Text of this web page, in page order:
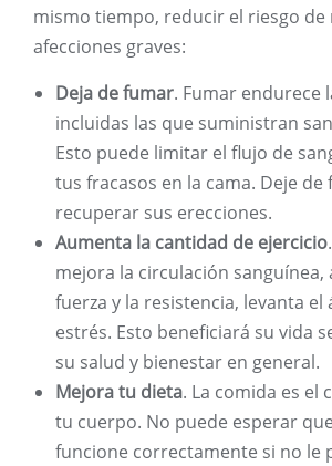
mismo tiempo, reducir el riesgo de
afecciones graves:
Deja de fumar. Fumar endurece
incluidas las que suministran
Esto puede limitar el flujo de
tus fracasos en la cama. Deje
recuperar sus erecciones.
Aumenta la cantidad de ejercicio
mejora la circulación sanguínea,
fuerza y ​​la resistencia, levanta el
estrés. Esto beneficiará su vida
su salud y bienestar en general.
Mejora tu dieta. La comida es el
tu cuerpo. No puede esperar
funcione correctamente si no le